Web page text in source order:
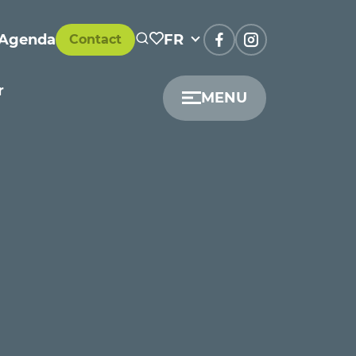
Contact FR
MENU